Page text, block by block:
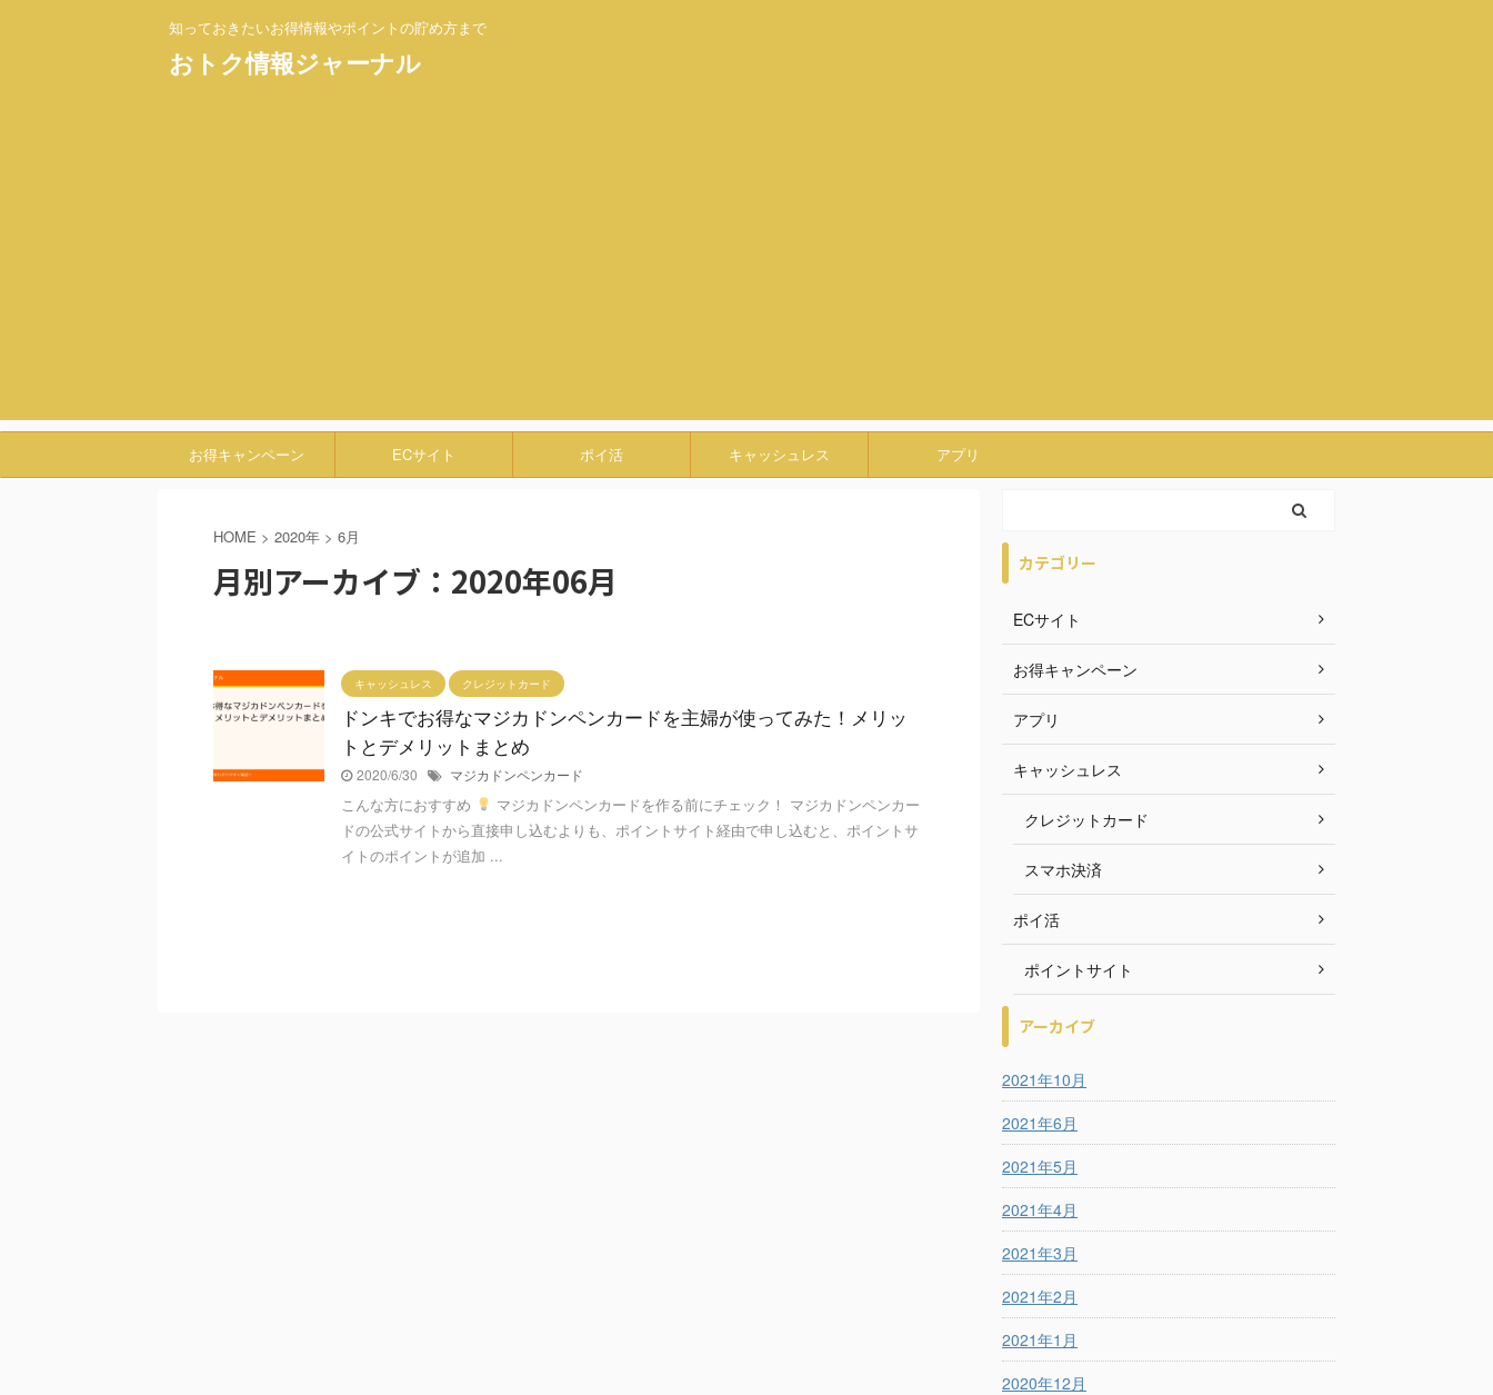
知っておきたいお得情報やポイントの貯め方まで
おトク情報ジャーナル
お得キャンペーン ECサイト ポイ活 キャッシュレス アプリ
HOME > 2020年 > 6月
月別アーカイブ：2020年06月
キャッシュレス クレジットカード
ドンキでお得なマジカドンペンカードを主婦が使ってみた！メリッ
トとデメリットまとめ
2020/6/30 マジカドンペンカード
こんな方におすすめ
マジカドンペンカードを作る前にチェック！ マジカドンペンカー
ドの公式サイトから直接申し込むよりも、ポイントサイト経由で申し込むと、ポイントサ
イトのポイントが追加 ...
カテゴリー
ECサイト
お得キャンペーン
アプリ
キャッシュレス
クレジットカード
スマホ決済
ポイ活
ポイントサイト
アーカイブ
2021年10月
2021年6月
2021年5月
2021年4月
2021年3月
2021年2月
2021年1月
2020年12月